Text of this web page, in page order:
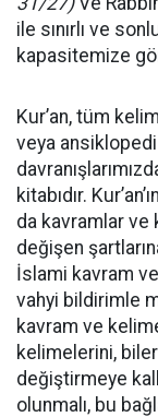
ile sınırlı ve
kapasitemize
Kur’an, tüm
veya
kitabıdır.
da kavramlar ve
değişen
İslami kavram
vahyi bildirimle
kavram ve
kelimelerini,
değiştirmeye
olunmalı, bu